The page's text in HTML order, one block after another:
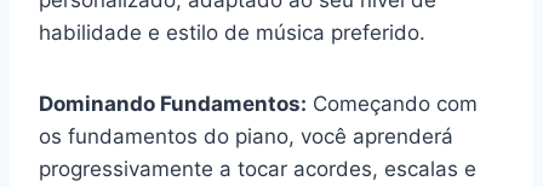
habilidade e estilo de música preferido.
Dominando Fundamentos: Começando com
os fundamentos do piano, você aprenderá
progressivamente a tocar acordes, escalas e